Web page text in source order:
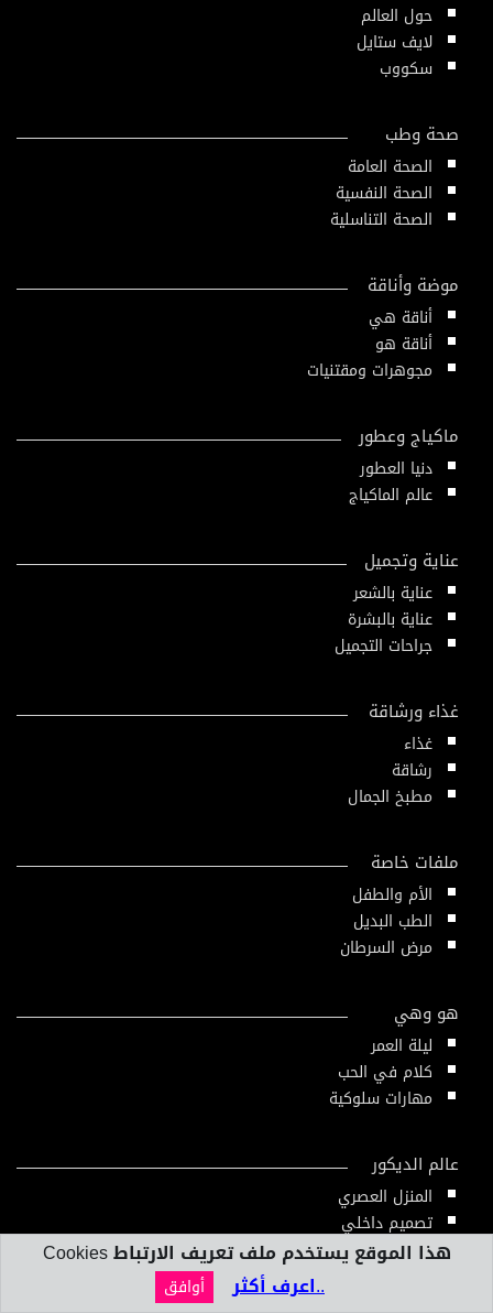
حول العالم
لايف ستايل
سكووب
صحة وطب
الصحة العامة
الصحة النفسية
الصحة التناسلية
موضة وأناقة
أناقة هي
أناقة هو
مجوهرات ومقتنيات
ماكياج وعطور
دنيا العطور
عالم الماكياج
عناية وتجميل
عناية بالشعر
عناية بالبشرة
جراحات التجميل
غذاء ورشاقة
غذاء
رشاقة
مطبخ الجمال
ملفات خاصة
الأم والطفل
الطب البديل
مرض السرطان
هو وهي
ليلة العمر
كلام في الحب
مهارات سلوكية
عالم الديكور
المنزل العصري
تصميم داخلي
هذا الموقع يستخدم ملف تعريف الارتباط Cookies
..اعرف أكثر
أوافق